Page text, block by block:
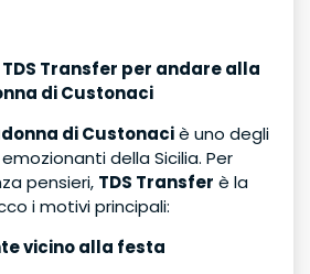
Transfer per andare alla
di Custonaci
di Custonaciè uno degli
della Sicilia. Per
pensieri, TDS Transfer è la
i motivi principali:
vicino alla festa